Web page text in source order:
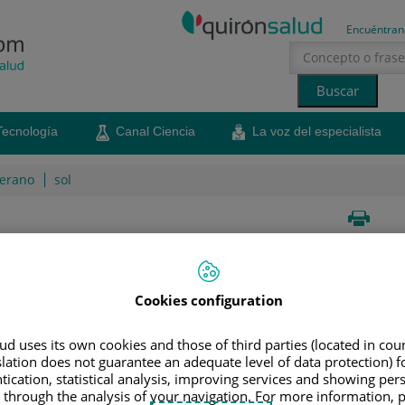
Canal Ciencia La voz del especialista
sol
innovadoras que impulsan los avances en el
Suscripción RSS
Cookies configuration
uses its own cookies and those of third parties (located in
does not guarantee an adequate level of data protection)
statistical analysis, improving services and showing
the analysis of your navigation. For more information,